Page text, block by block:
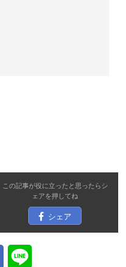
この記事が役に立ったと思ったらシ
ェアを押してね
シェア